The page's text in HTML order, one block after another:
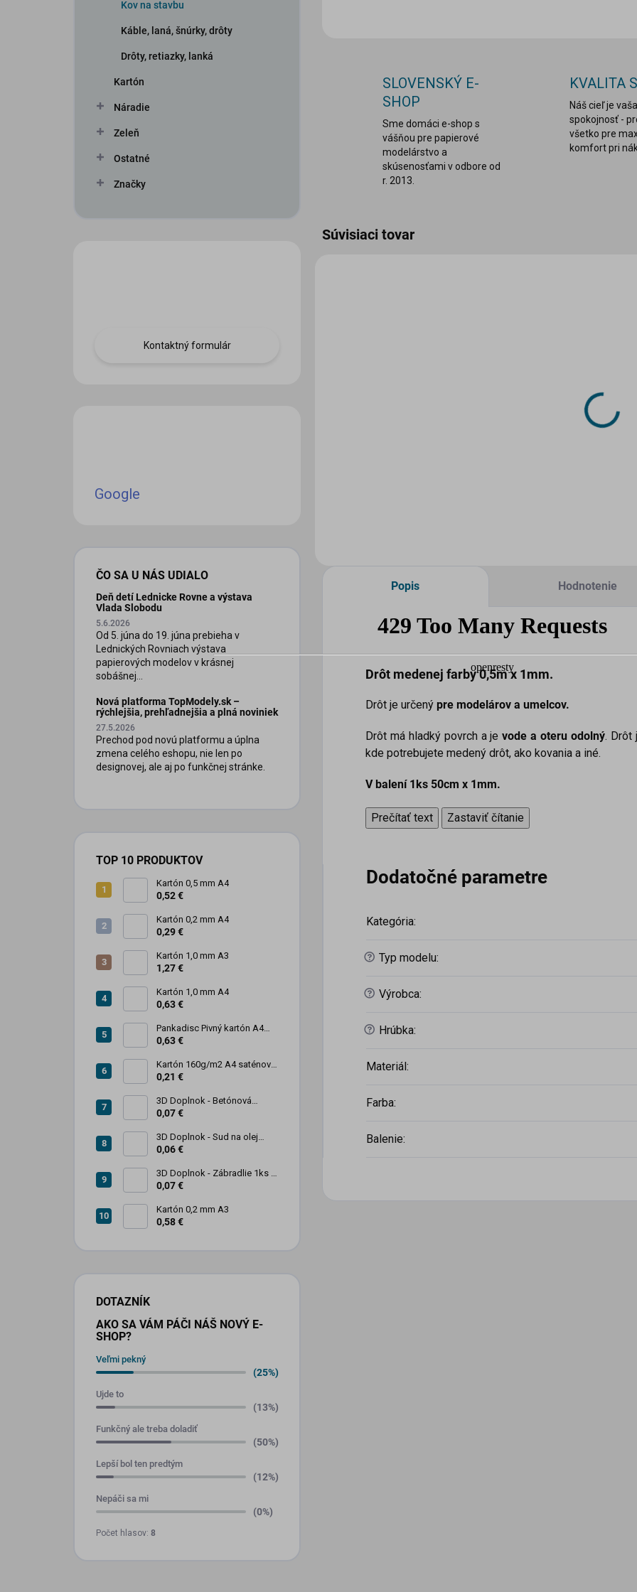
Kov na stavbu
Káble, laná, šnúrky, drôty
Drôty, retiazky, lanká
Kartón
Náradie
Zeleň
Ostatné
Značky
Kontaktný formulár
Google
ČO SA U NÁS UDIALO
Deň detí Lednicke Rovne a výstava
Vlada Slobodu
5.6.2026
Od 5. júna do 19. júna prebieha v
Lednických Rovniach výstava
papierových modelov v krásnej
sobášnej...
Nová platforma TopModely.sk –
rýchlejšia, prehľadnejšia a plná noviniek
27.5.2026
Prechod pod novú platformu a úplna
zmena celého eshopu, nie len po
designovej, ale aj po funkčnej stránke.
TOP 10 PRODUKTOV
Kartón 0,5 mm A4
0,52 €
Kartón 0,2 mm A4
0,29 €
Kartón 1,0 mm A3
1,27 €
Kartón 1,0 mm A4
0,63 €
Pankadisc Pivný kartón A4
1mm 420g
0,63 €
Kartón 160g/m2 A4 saténový
biely povrch
0,21 €
3D Doplnok - Betónová
zábrana 1ks
0,07 €
3D Doplnok - Sud na olej
kovový 250L - 1ks
0,06 €
3D Doplnok - Zábradlie 1ks +
stojan 2ks
0,07 €
Kartón 0,2 mm A3
0,58 €
DOTAZNÍK
AKO SA VÁM PÁČI NÁŠ NOVÝ E-
SHOP?
Veľmi pekný
(25%)
Ujde to
(13%)
Funkčný ale treba doladiť
(50%)
Lepší bol ten predtým
(12%)
Nepáči sa mi
(0%)
Počet hlasov: 8
SLOVENSKÝ E-
SHOP
Sme domáci e-shop s
vášňou pre papierové
modelárstvo a
skúsenosťami v odbore od
r. 2013.
KVALITA
Náš cieľ je vaša
spokojnosť -
všetko pre
komfort pri
Súvisiaci tovar
Popis Hodnotenie
Drôt medenej farby 0,5m x 1mm.
Drôt je určený pre modelárov a umelcov.
Drôt má hladký povrch a jevode a oteru odolný. Drôt
kde potrebujete medený drôt, ako kovania a iné.
V balení 1ks 50cm x 1mm.
Prečítať text Zastaviť čítanie
Dodatočné parametre
Kategória:
? Typ modelu:
? Výrobca:
? Hrúbka:
Materiál:
Farba:
Balenie: